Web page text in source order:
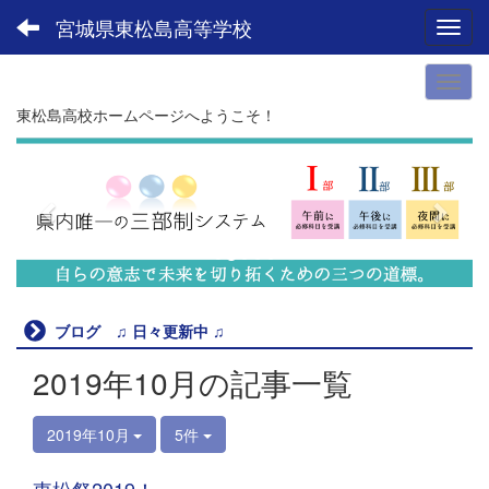
宮城県東松島高等学校
東松島高校ホームページへようこそ！
p
e
u
n
e
x
t
ブログ ♫ 日々更新中 ♫
2019年10月の記事一覧
2019年10月 5件